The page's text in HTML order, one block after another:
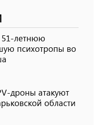
51-летнюю
психотропы во
дроны атакуют
области